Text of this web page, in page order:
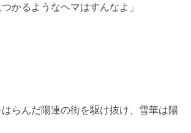
つかるようなヘマはすんなよ」
らんだ陽連の街を駆け抜け、雪華は陽